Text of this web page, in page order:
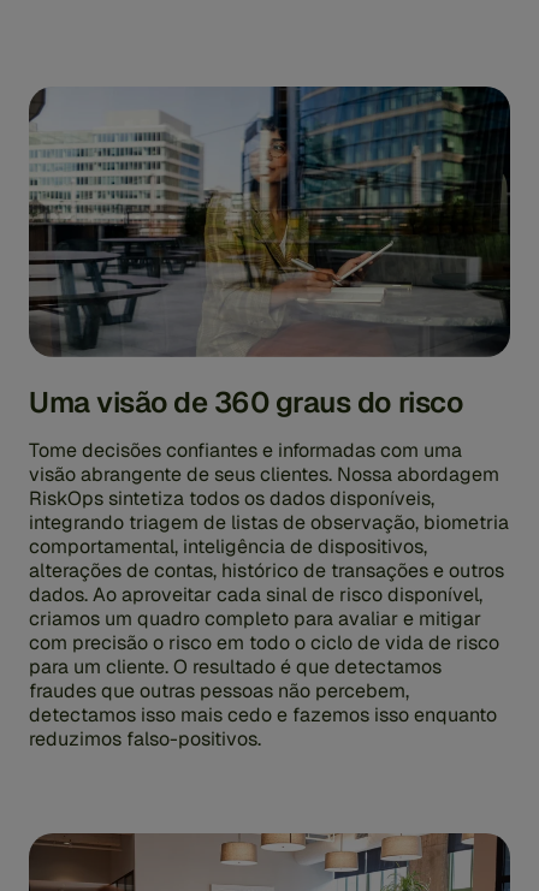
Uma visão de 360 graus do risco
Tome decisões confiantes e informadas com uma
visão abrangente de seus clientes. Nossa abordagem
RiskOps sintetiza todos os dados disponíveis,
integrando triagem de listas de observação, biometria
comportamental, inteligência de dispositivos,
alterações de contas, histórico de transações e outros
dados. Ao aproveitar cada sinal de risco disponível,
criamos um quadro completo para avaliar e mitigar
com precisão o risco em todo o ciclo de vida de risco
para um cliente. O resultado é que detectamos
fraudes que outras pessoas não percebem,
detectamos isso mais cedo e fazemos isso enquanto
reduzimos falso-positivos.